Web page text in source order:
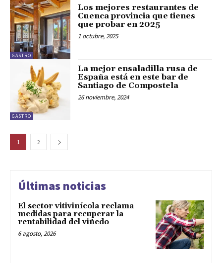
GASTRO
Los mejores restaurantes de
Cuenca provincia que tienes
que probar en 2025
1 octubre, 2025
GASTRO
La mejor ensaladilla rusa de
España está en este bar de
Santiago de Compostela
26 noviembre, 2024
1 2
Últimas noticias
El sector vitivinícola reclama
medidas para recuperar la
rentabilidad del viñedo
6 agosto, 2026